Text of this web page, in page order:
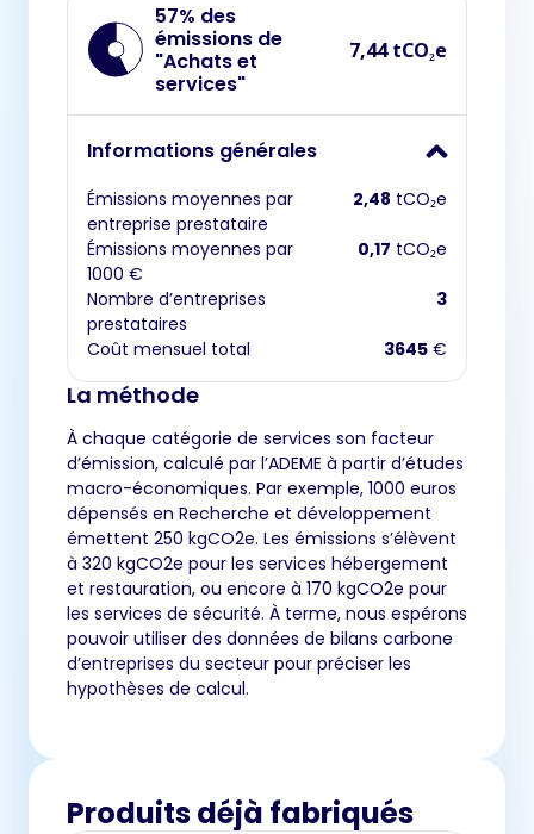
57% des
émissions de
"Achats et
services"
7,44 tCO₂e
Informations générales
Émissions moyennes par
entreprise prestataire
2,48 tCO₂e
Émissions moyennes par
1000 €
0,17 tCO₂e
Nombre d’entreprises
prestataires
3
Coût mensuel total 3645 €
La méthode
À chaque catégorie de services son facteur
d’émission, calculé par l’ADEME à partir d’études
macro-économiques. Par exemple, 1000 euros
dépensés en Recherche et développement
émettent 250 kgCO2e. Les émissions s’élèvent
à 320 kgCO2e pour les services hébergement
et restauration, ou encore à 170 kgCO2e pour
les services de sécurité. À terme, nous espérons
pouvoir utiliser des données de bilans carbone
d’entreprises du secteur pour préciser les
hypothèses de calcul.
Produits déjà fabriqués